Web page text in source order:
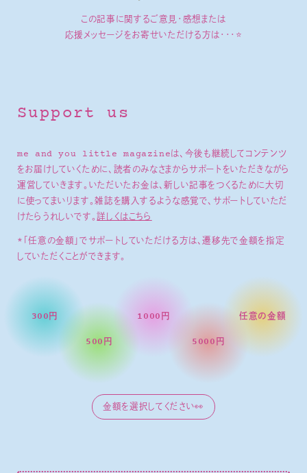
この記事に関するご意見・感想または
応援メッセージをお寄せいただける方は・・・⭐
Support us
me and you little magazineは、今後も継続してコンテンツ
をお届けしていくために、読者のみなさまからサポートをいただきながら
運営していきます。いただいたお金は、新しい記事をつくるために大切
に使ってまいります。雑誌を購入するような感覚で、サポートしていただ
けたらうれしいです。詳しくはこちら
*「任意の金額」でサポートしていただける方は、遷移先で金額を指定
していただくことができます。
300円
500円
1000円
5000円
任意の金額